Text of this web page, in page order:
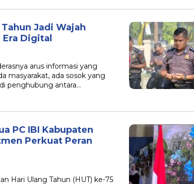
Jadi Wajah
Digital
arus informasi yang
masyarakat, ada sosok yang
penghubung antara…
PC IBI Kabupaten
Perkuat Peran
Hari Ulang Tahun (HUT) ke-75